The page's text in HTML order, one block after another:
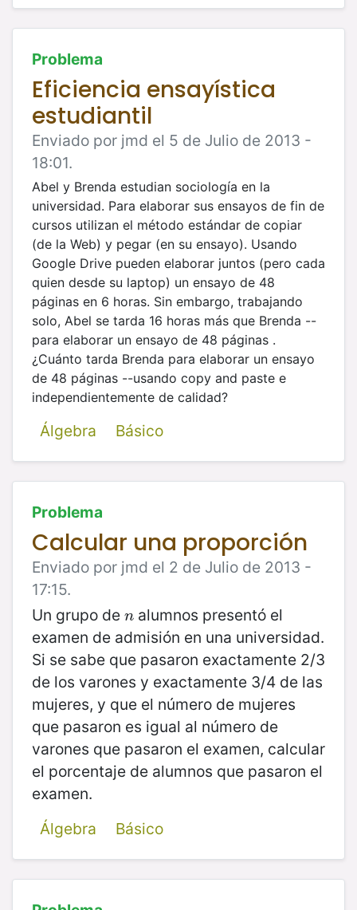
Problema
Eficiencia ensayística
estudiantil
Enviado por jmd el 5 de Julio de 2013 -
18:01.
Abel y Brenda estudian sociología en la
universidad. Para elaborar sus ensayos de fin de
cursos utilizan el método estándar de copiar
(de la Web) y pegar (en su ensayo). Usando
Google Drive pueden elaborar juntos (pero cada
quien desde su laptop) un ensayo de 48
páginas en 6 horas. Sin embargo, trabajando
solo, Abel se tarda 16 horas más que Brenda --
para elaborar un ensayo de 48 páginas .
¿Cuánto tarda Brenda para elaborar un ensayo
de 48 páginas --usando copy and paste e
independientemente de calidad?
Álgebra Básico
Problema
Calcular una proporción
Enviado por jmd el 2 de Julio de 2013 -
17:15.
Un grupo de n
n alumnos presentó el
examen de admisión en una universidad.
Si se sabe que pasaron exactamente 2/3
de los varones y exactamente 3/4 de las
mujeres, y que el número de mujeres
que pasaron es igual al número de
varones que pasaron el examen, calcular
el porcentaje de alumnos que pasaron el
examen.
Álgebra
Básico